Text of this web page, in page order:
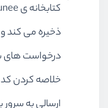
ذخیره می کند و
درخواست های
خلاصه کردن
ارسالی به سرور